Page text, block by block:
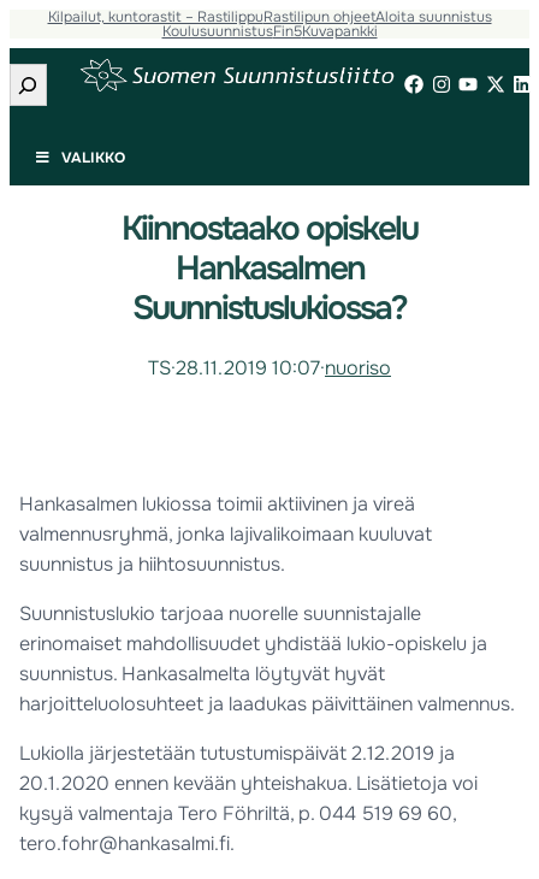
Kilpailut, kuntorastit – RastilippuRastilipun ohjeetAloita suunnistus
KoulusuunnistusFin5Kuvapankki
Etsi
VALIKKO
Kiinnostaako opiskelu
Hankasalmen
Suunnistuslukiossa?
TS·28.11.2019 10:07·nuoriso
Hankasalmen lukiossa toimii aktiivinen ja vireä
valmennusryhmä, jonka lajivalikoimaan kuuluvat
suunnistus ja hiihtosuunnistus.
Suunnistuslukio tarjoaa nuorelle suunnistajalle
erinomaiset mahdollisuudet yhdistää lukio-opiskelu ja
suunnistus. Hankasalmelta löytyvät hyvät
harjoitteluolosuhteet ja laadukas päivittäinen valmennus.
Lukiolla järjestetään tutustumispäivät 2.12.2019 ja
20.1.2020 ennen kevään yhteishakua. Lisätietoja voi
kysyä valmentaja Tero Föhriltä, p. 044 519 69 60,
tero.fohr@hankasalmi.fi.